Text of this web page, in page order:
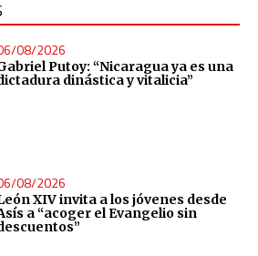
08/2026
Putoy: “Nicaragua ya es una
dinástica y vitalicia”
08/2026
XIV invita a los jóvenes desde
a “acoger el Evangelio sin